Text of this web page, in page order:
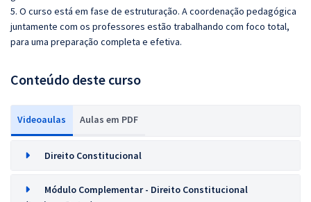
5. O curso está em fase de estruturação. A coordenação pedagógica
juntamente com os professores estão trabalhando com foco total,
para uma preparação completa e efetiva.
Conteúdo deste curso
Videoaulas Aulas em PDF
Direito Constitucional
Módulo Complementar - Direito Constitucional